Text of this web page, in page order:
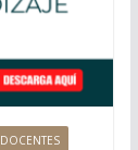
DOCENTES